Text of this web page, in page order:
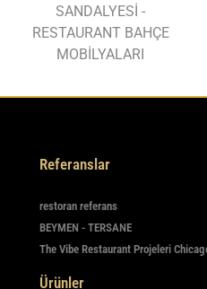
SANDALYESİ -
RESTAURANT BAHÇE
MOBİLYALARI
Referanslar
restoran referans
BEYMEN - TERSANE
The Vibe Restaurant Projeleri
Ürünler